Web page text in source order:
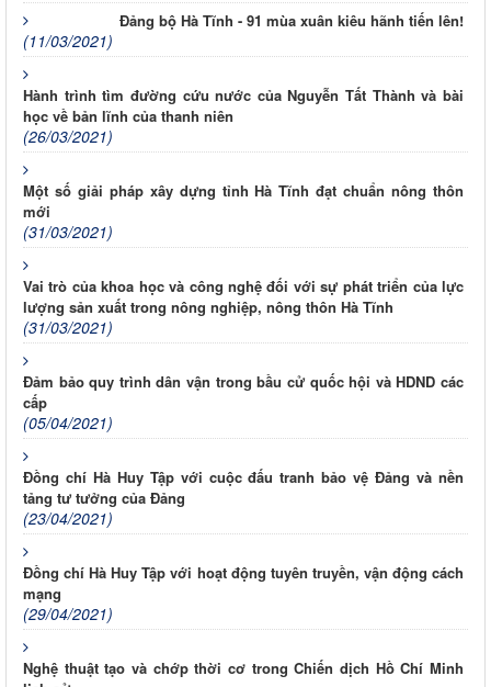
Đảng bộ Hà Tĩnh - 91 mùa xuân kiêu hãnh tiến lên!
(11/03/2021)
Hành trình tìm đường cứu nước của Nguyễn Tất Thành và bài
học về bản lĩnh của thanh niên
(26/03/2021)
Một số giải pháp xây dựng tỉnh Hà Tĩnh đạt chuẩn nông thôn
mới
(31/03/2021)
Vai trò của khoa học và công nghệ đối với sự phát triển của lực
lượng sản xuất trong nông nghiệp, nông thôn Hà Tĩnh
(31/03/2021)
Đảm bảo quy trình dân vận trong bầu cử quốc hội và HDND các
cấp
(05/04/2021)
Đồng chí Hà Huy Tập với cuộc đấu tranh bảo vệ Đảng và nền
tảng tư tưởng của Đảng
(23/04/2021)
Đồng chí Hà Huy Tập với hoạt động tuyên truyền, vận động cách
mạng
(29/04/2021)
Nghệ thuật tạo và chớp thời cơ trong Chiến dịch Hồ Chí Minh